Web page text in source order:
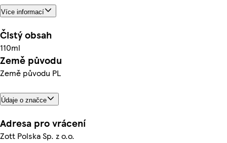
Více informací
Čistý obsah
110ml
Země původu
Země původu PL
Údaje o značce
Adresa pro vrácení
Zott Polska Sp. z o.o.